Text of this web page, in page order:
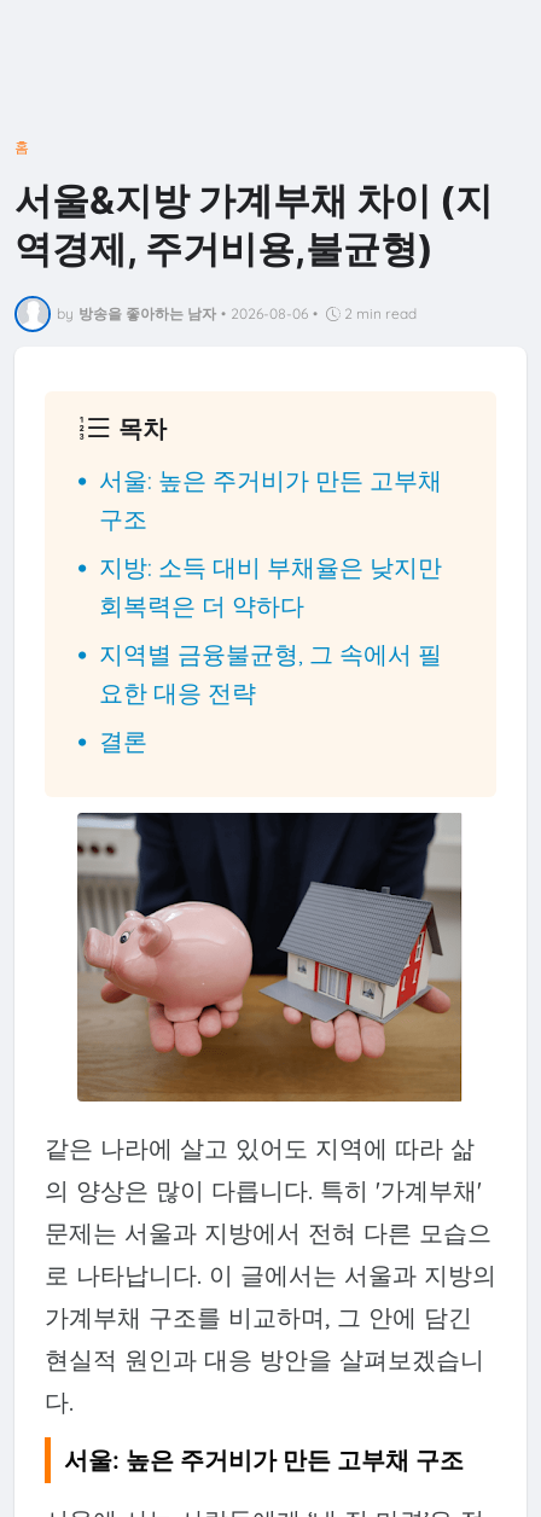
홈
서울&지방 가계부채 차이 (지
역경제, 주거비용,불균형)
by 방송을 좋아하는 남자 • 2026-08-06 • 2 min read
목차
서울: 높은 주거비가 만든 고부채
구조
지방: 소득 대비 부채율은 낮지만
회복력은 더 약하다
지역별 금융불균형, 그 속에서 필
요한 대응 전략
결론
같은 나라에 살고 있어도 지역에 따라 삶
의 양상은 많이 다릅니다. 특히 '가계부채'
문제는 서울과 지방에서 전혀 다른 모습으
로 나타납니다. 이 글에서는 서울과 지방의
가계부채 구조를 비교하며, 그 안에 담긴
현실적 원인과 대응 방안을 살펴보겠습니
다.
서울: 높은 주거비가 만든 고부채 구조